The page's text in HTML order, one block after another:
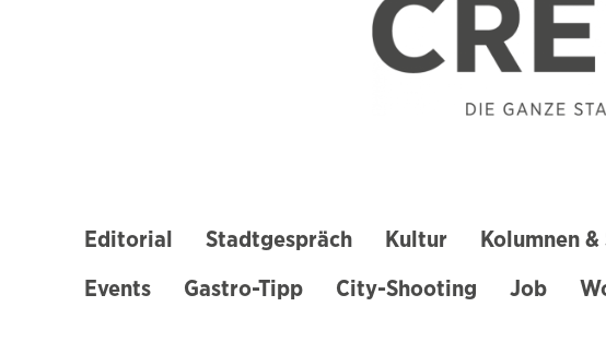
Editorial Stadtgespräch Kultur Kolumnen &
Events Gastro-Tipp City-Shooting Job